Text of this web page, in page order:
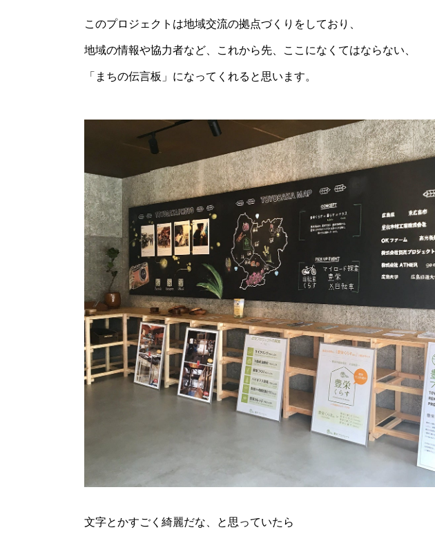
このプロジェクトは地域交流の拠点づくりをしており、
地域の情報や協力者など、これから先、ここになくてはならない、
「まちの伝言板」になってくれると思います。
文字とかすごく綺麗だな、と思っていたら